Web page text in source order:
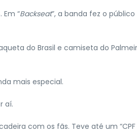
“Backseat”, a banda fez o
do Brasil e camiseta do
mais especial.
aí.
com os fãs. Teve até um “CPF